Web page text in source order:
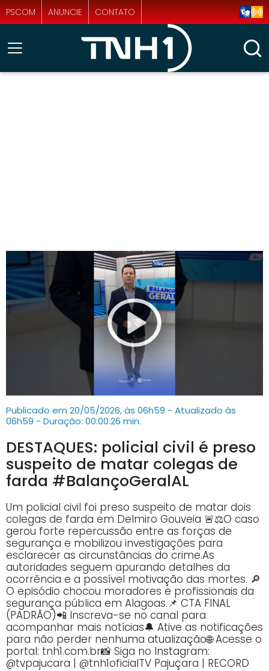
PSCOM ANUNCIE CONTATO
Publicado em 20/05/2026, às 06h59 - Atualizado às
06h59 - Duração: 00:00:26 min.
DESTAQUES: policial civil é preso
suspeito de matar colegas de
farda #BalançoGeralAL
Um policial civil foi preso suspeito de matar dois
colegas de farda em Delmiro Gouveia 🚨⚖️O caso
gerou forte repercussão entre as forças de
segurança e mobilizou investigações para
esclarecer as circunstâncias do crime.As
autoridades seguem apurando detalhes da
ocorrência e a possível motivação das mortes. 🔎
O episódio chocou moradores e profissionais da
segurança pública em Alagoas.📌 CTA FINAL
(PADRÃO)📲 Inscreva-se no canal para
acompanhar mais notícias🔔 Ative as notificações
para não perder nenhuma atualização🌐 Acesse o
portal: tnh1.com.br📸 Siga no Instagram:
@tvpajucara | @tnh1oficialTV Pajuçara | RECORD